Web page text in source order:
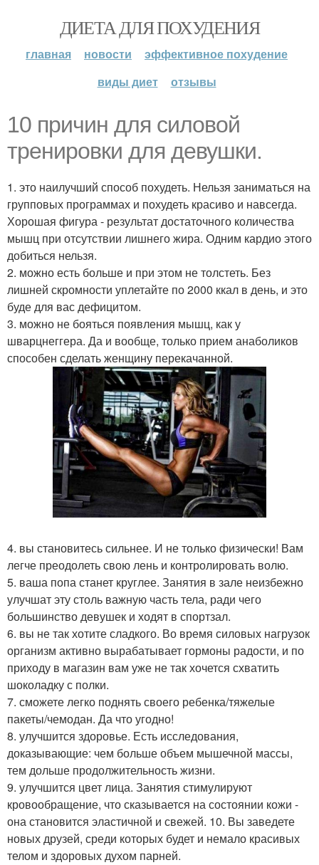
ДИЕТА ДЛЯ ПОХУДЕНИЯ
главная новости
эффективное похудение
виды диет
отзывы
10 причин для силовой
тренировки для девушки.
1. это наилучший способ похудеть. Нельзя заниматься на
групповых программах и похудеть красиво и навсегда.
Хорошая фигура - результат достаточного количества
мышц при отсутствии лишнего жира. Одним кардио этого
добиться нельзя.
2. можно есть больше и при этом не толстеть. Без
лишней скромности уплетайте по 2000 ккал в день, и это
буде для вас дефицитом.
3. можно не бояться появления мышц, как у
шварцнеггера. Да и вообще, только прием анаболиков
способен сделать женщину перекачанной.
4. вы становитесь сильнее. И не только физически! Вам
легче преодолеть свою лень и контролировать волю.
5. ваша попа станет круглее. Занятия в зале неизбежно
улучшат эту столь важную часть тела, ради чего
большинство девушек и ходят в спортзал.
6. вы не так хотите сладкого. Во время силовых нагрузок
организм активно вырабатывает гормоны радости, и по
приходу в магазин вам уже не так хочется схватить
шоколадку с полки.
7. сможете легко поднять своего ребенка/тяжелые
пакеты/чемодан. Да что угодно!
8. улучшится здоровье. Есть исследования,
доказывающие: чем больше объем мышечной массы,
тем дольше продолжительность жизни.
9. улучшится цвет лица. Занятия стимулируют
кровообращение, что сказывается на состоянии кожи -
она становится эластичной и свежей. 10. Вы заведете
новых друзей, среди которых будет и немало красивых
телом и здоровых духом парней.